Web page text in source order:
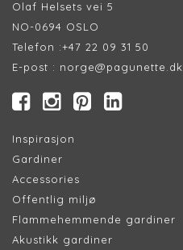
Olaf Helsets vei 5
NO-0694 OSLO
Telefon :+47 22 09 31 50
E-post : norge@pagunette.dk
Inspirasjon
Gardiner
Accessories
Offentlig miljø
Flammehemmende gardiner
Akustikk gardiner